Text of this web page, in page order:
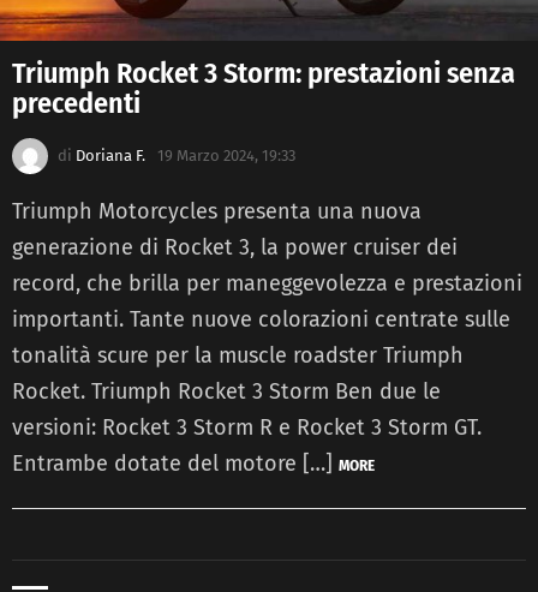
Triumph Rocket 3 Storm: prestazioni senza
precedenti
di Doriana F. 19 Marzo 2024, 19:33
Triumph Motorcycles presenta una nuova
generazione di Rocket 3, la power cruiser dei
record, che brilla per maneggevolezza e prestazioni
importanti. Tante nuove colorazioni centrate sulle
tonalità scure per la muscle roadster Triumph
Rocket. Triumph Rocket 3 Storm Ben due le
versioni: Rocket 3 Storm R e Rocket 3 Storm GT.
Entrambe dotate del motore […] MORE